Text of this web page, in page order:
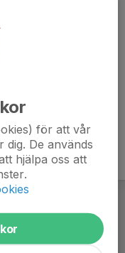
för att vår
De används
hjälpa oss att